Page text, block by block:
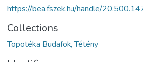
https://bea.fszek.hu/handle/
Collections
Topotéka Budafok, Tétény